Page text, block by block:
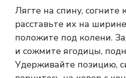
Лягте на спину, согните
расставьте их на
положите под колени.
и сожмите ягодицы,
Удерживайте позицию,